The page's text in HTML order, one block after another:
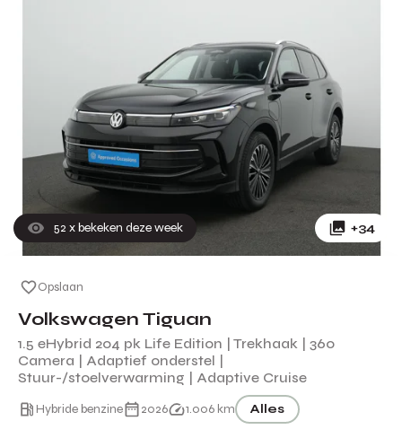
52 x bekeken deze week +34
Opslaan
Volkswagen Tiguan
1.5 eHybrid 204 pk Life Edition | Trekhaak | 360
Camera | Adaptief onderstel |
Stuur-/stoelverwarming | Adaptive Cruise
Hybride benzine 2026 1.006 km Alles